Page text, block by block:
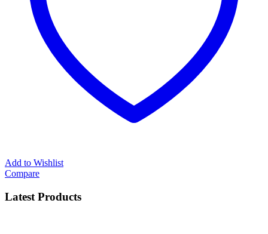
Add to Wishlist
Compare
Latest Products